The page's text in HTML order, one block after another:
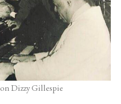
Dizzy Gillespie